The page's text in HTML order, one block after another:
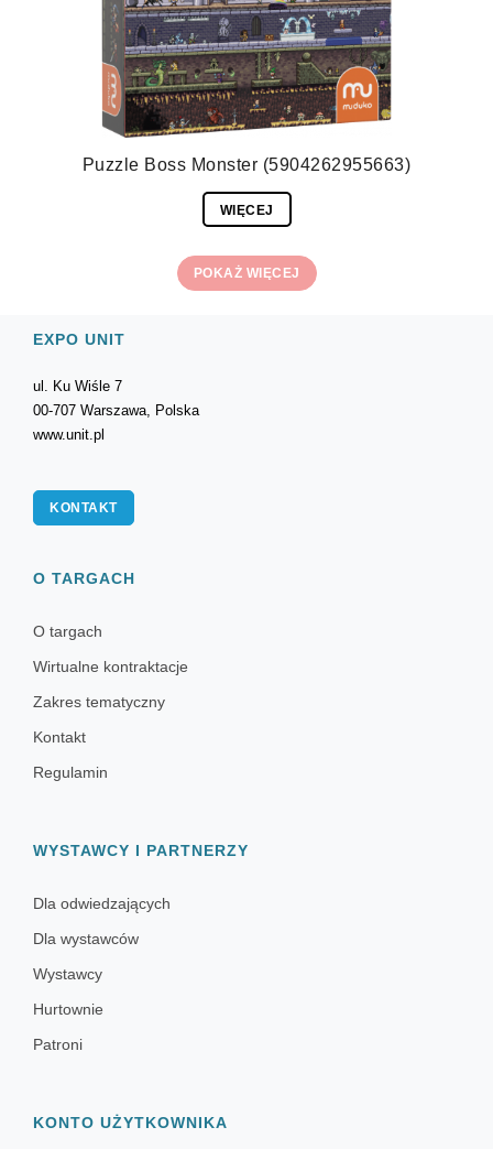
Puzzle Boss Monster (5904262955663)
WIĘCEJ
POKAŻ WIĘCEJ
EXPO UNIT
ul. Ku Wiśle 7
00-707 Warszawa, Polska
www.unit.pl
KONTAKT
O TARGACH
O targach
Wirtualne kontraktacje
Zakres tematyczny
Kontakt
Regulamin
WYSTAWCY I PARTNERZY
Dla odwiedzających
Dla wystawców
Wystawcy
Hurtownie
Patroni
KONTO UŻYTKOWNIKA